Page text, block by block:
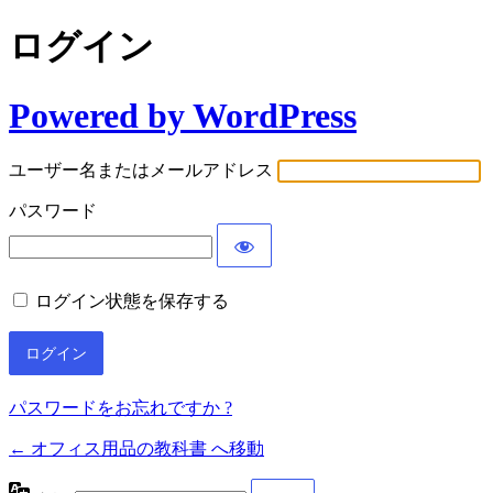
ログイン
Powered by WordPress
ユーザー名またはメールアドレス
パスワード
ログイン状態を保存する
パスワードをお忘れですか ?
← オフィス用品の教科書 へ移動